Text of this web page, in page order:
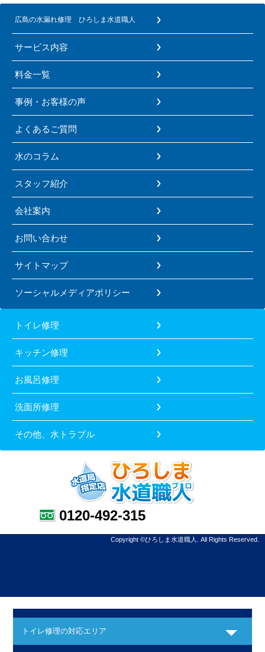
広島の水漏れ修理 ひろしま水道職人
サービス内容
料金一覧
事例・お客様の声
よくあるご質問
水のコラム
スタッフ紹介
会社案内
お問い合わせ
サイトマップ
ソーシャルメディアポリシー
トイレ修理
キッチン修理
お風呂修理
洗面所修理
その他、水トラブル
0120-492-315
Copyright ©ひろしま水道職人. All Rights Reserved.
トイレ修理の対応エリア